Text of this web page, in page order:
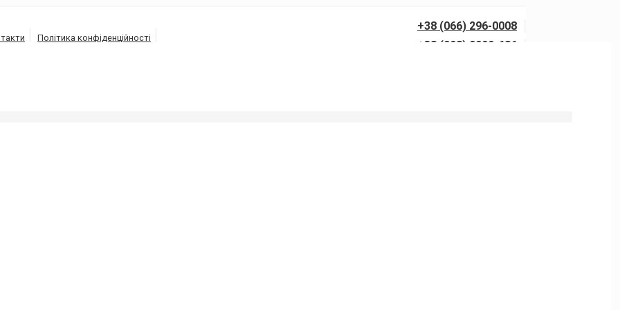
+38 (066) 296-0008
+38 (098) 0099-686
Політика конфіденційності
та каналізацій, викачка-відкачка септиків та туалетів у Рудівці у Прилуках.